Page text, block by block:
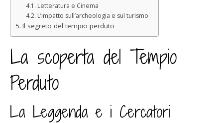
Letteratura e Cinema
L’impatto sull’archeologia e sul turismo
Il segreto del tempio perduto
La scoperta del Tempio
Perduto
La Leggenda e i Cercatori